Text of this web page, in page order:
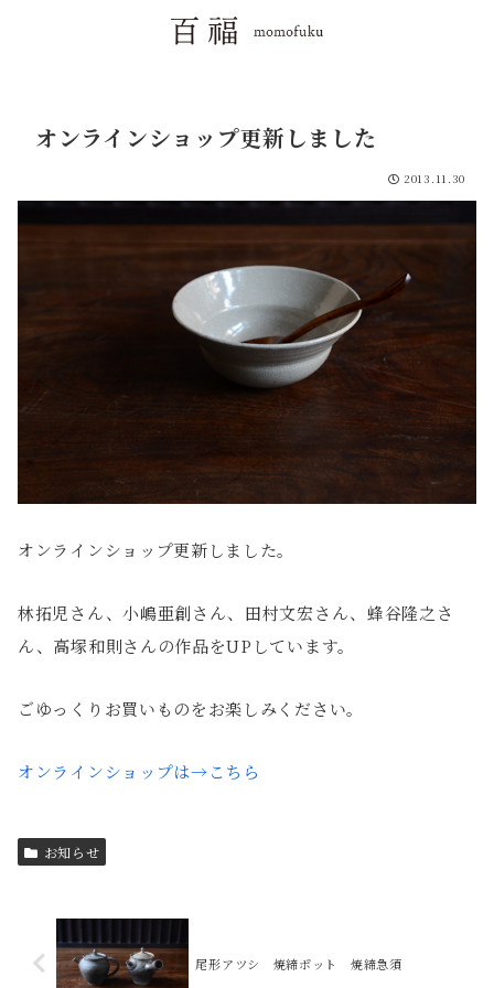
オンラインショップ更新しました
2013.11.30
オンラインショップ更新しました。
林拓児さん、小嶋亜創さん、田村文宏さん、蜂谷隆之さ
ん、高塚和則さんの作品をUPしています。
ごゆっくりお買いものをお楽しみください。
オンラインショップは→こちら
お知らせ
尾形アツシ 焼締ポット 焼締急須